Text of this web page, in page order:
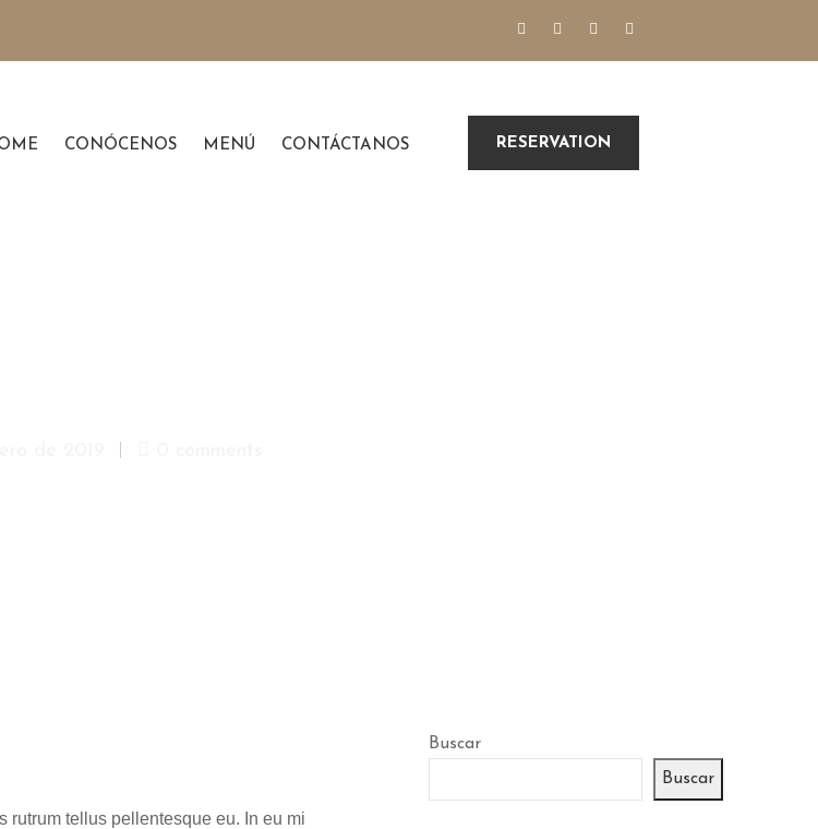
CONÓCENOS MENÚ CONTÁCTANOS RESERVATION
rutrum tellus pellentesque eu. In eu mi
Buscar
Buscar